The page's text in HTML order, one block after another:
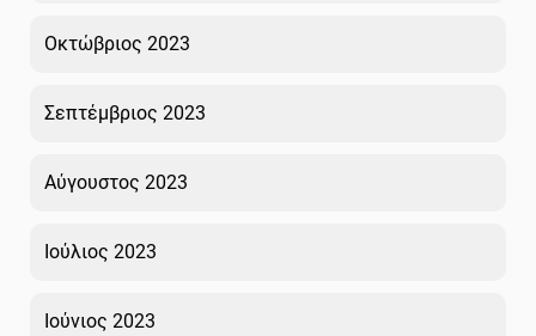
Οκτώβριος 2023
Σεπτέμβριος 2023
Αύγουστος 2023
Ιούλιος 2023
Ιούνιος 2023